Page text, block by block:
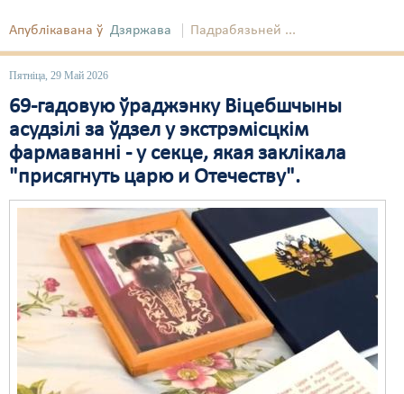
Апублікавана ў Дзяржава Падрабязьней ...
Пятніца, 29 Май 2026
69-гадовую ўраджэнку Віцебшчыны
асудзілі за ўдзел у экстрэмісцкім
фармаванні - у секце, якая заклікала
"присягнуть царю и Отечеству".